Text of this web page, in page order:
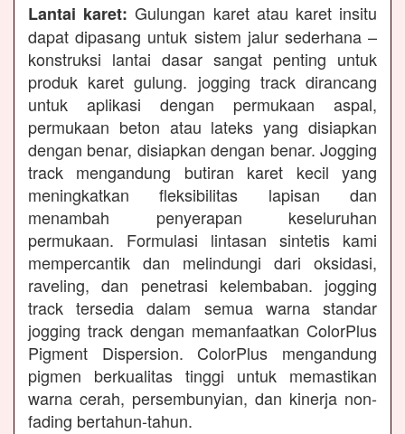
Lantai karet: Gulungan karet atau karet insitu
dapat dipasang untuk sistem jalur sederhana –
konstruksi lantai dasar sangat penting untuk
produk karet gulung. jogging track dirancang
untuk aplikasi dengan permukaan aspal,
permukaan beton atau lateks yang disiapkan
dengan benar, disiapkan dengan benar. Jogging
track mengandung butiran karet kecil yang
meningkatkan fleksibilitas lapisan dan
menambah penyerapan keseluruhan
permukaan. Formulasi lintasan sintetis kami
mempercantik dan melindungi dari oksidasi,
raveling, dan penetrasi kelembaban. jogging
track tersedia dalam semua warna standar
jogging track dengan memanfaatkan ColorPlus
Pigment Dispersion. ColorPlus mengandung
pigmen berkualitas tinggi untuk memastikan
warna cerah, persembunyian, dan kinerja non-
fading bertahun-tahun.